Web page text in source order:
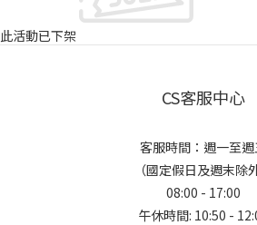
此活動已下架
CS客服中心
客服時間：週一至
（國定假日及週末除外
08:00 - 17:00
午休時間: 10:50 -